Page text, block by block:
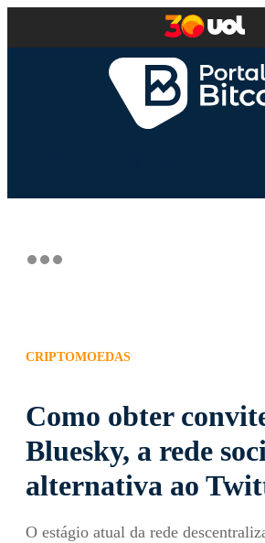
CRIPTOMOEDAS
Como obter
Bluesky, a rede
alternativa ao
O estágio atual da rede